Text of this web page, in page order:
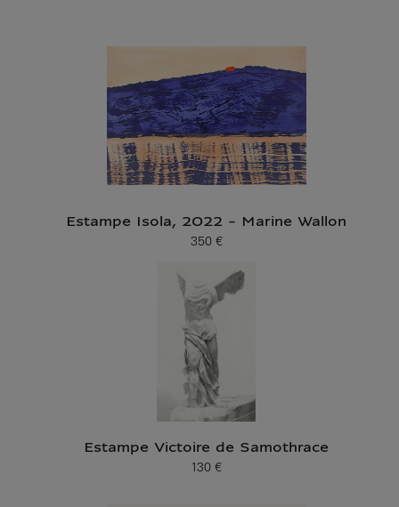
Estampe Isola, 2022 - Marine Wallon
Prix ​​actuel
350 €
Estampe Victoire de Samothrace
Prix ​​actuel
130 €